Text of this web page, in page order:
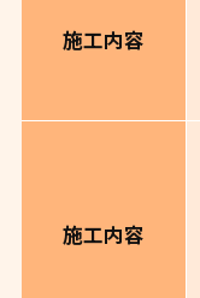
施工内容
施工内容